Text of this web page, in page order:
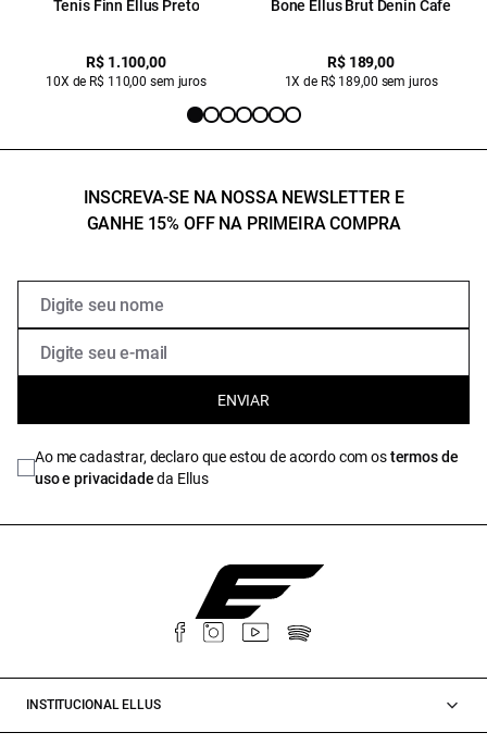
Tenis Finn Ellus Preto
R$ 1.100,00
10X de R$ 110,00 sem juros
Bone Ellus Brut Denin Cafe
R$ 189,00
1X de R$ 189,00 sem juros
INSCREVA-SE NA NOSSA NEWSLETTER E
GANHE 15% OFF NA PRIMEIRA COMPRA
ENVIAR
Ao me cadastrar, declaro que estou de acordo com ostermos de
uso e privacidadeda Ellus
INSTITUCIONAL ELLUS